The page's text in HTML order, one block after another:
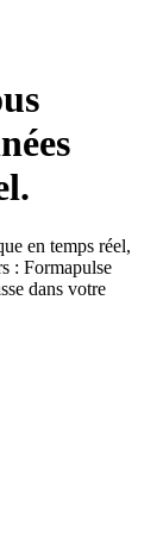
en temps réel,
: Formapulse
dans votre